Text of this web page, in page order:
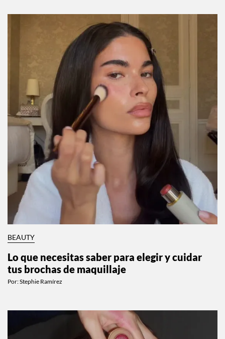
BEAUTY
Lo que necesitas saber para elegir y cuidar
tus brochas de maquillaje
Por:Stephie Ramírez